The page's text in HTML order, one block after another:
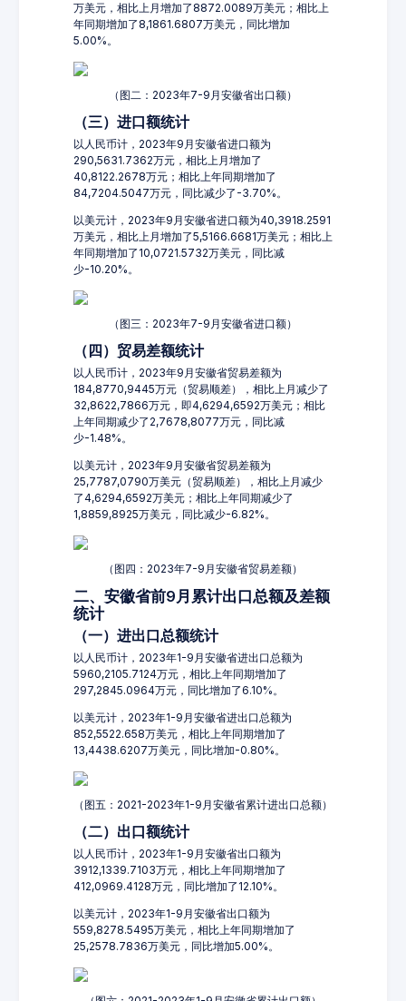
万美元，相比上月增加了8872.0089万美元；相比上
年同期增加了8,1861.6807万美元，同比增加
5.00%。
（图二：2023年7-9月安徽省出口额）
（三）进口额统计
以人民币计，2023年9月安徽省进口额为
290,5631.7362万元，相比上月增加了
40,8122.2678万元；相比上年同期增加了
84,7204.5047万元，同比减少了-3.70%。
以美元计，2023年9月安徽省进口额为40,3918.2591
万美元，相比上月增加了5,5166.6681万美元；相比上
年同期增加了10,0721.5732万美元，同比减
少-10.20%。
（图三：2023年7-9月安徽省进口额）
（四）贸易差额统计
以人民币计，2023年9月安徽省贸易差额为
184,8770,9445万元（贸易顺差），相比上月减少了
32,8622,7866万元，即4,6294,6592万美元；相比
上年同期减少了2,7678,8077万元，同比减
少-1.48%。
以美元计，2023年9月安徽省贸易差额为
25,7787,0790万美元（贸易顺差），相比上月减少
了4,6294,6592万美元；相比上年同期减少了
1,8859,8925万美元，同比减少-6.82%。
（图四：2023年7-9月安徽省贸易差额）
二、安徽省前9月累计出口总额及差额
统计
（一）进出口总额统计
以人民币计，2023年1-9月安徽省进出口总额为
5960,2105.7124万元，相比上年同期增加了
297,2845.0964万元，同比增加了6.10%。
以美元计，2023年1-9月安徽省进出口总额为
852,5522.658万美元，相比上年同期增加了
13,4438.6207万美元，同比增加-0.80%。
（图五：2021-2023年1-9月安徽省累计进出口总额）
（二）出口额统计
以人民币计，2023年1-9月安徽省出口额为
3912,1339.7103万元，相比上年同期增加了
412,0969.4128万元，同比增加了12.10%。
以美元计，2023年1-9月安徽省出口额为
559,8278.5495万美元，相比上年同期增加了
25,2578.7836万美元，同比增加5.00%。